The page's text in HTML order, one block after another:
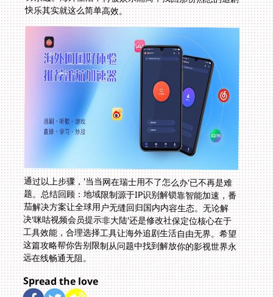
快乐其实就这么简单高效。
通过以上步骤，'当当网在瑞士用不了怎么办'已不再是难
题。总结回顾：地域限制源于IP识别解锁靠智能加速，番
茄解决方案让全球用户无缝回归国内内容生态。无论解
决'咪咕视频会员提示非大陆'还是修改社保定位核心在于
工具效能，合理选择工具让海外追剧生活自由无界。希望
这篇攻略帮你告别限制从问题中找到解放你的影视世界永
远在线畅通无阻。
Spread the love